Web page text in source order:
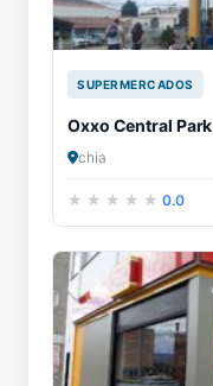
SUPERMERCADOS
Oxxo Central Park
chia
0.0